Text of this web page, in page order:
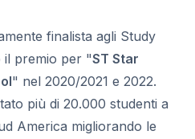
finalista agli Study
il premio per "ST Star
" nel 2020/2021 e 2022.
più di 20.000 studenti a
America migliorando le